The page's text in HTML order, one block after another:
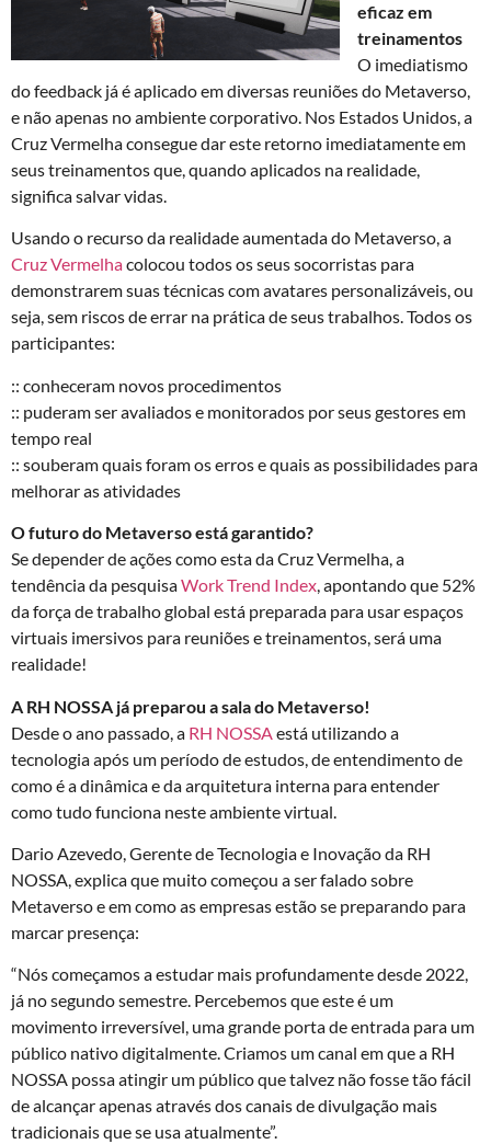
eficaz em
treinamentos
O imediatismo
do feedback já é aplicado em diversas reuniões do Metaverso,
e não apenas no ambiente corporativo. Nos Estados Unidos, a
Cruz Vermelha consegue dar este retorno imediatamente em
seus treinamentos que, quando aplicados na realidade,
significa salvar vidas.
Usando o recurso da realidade aumentada do Metaverso, a
Cruz Vermelhacolocou todos os seus socorristas para
demonstrarem suas técnicas com avatares personalizáveis, ou
seja, sem riscos de errar na prática de seus trabalhos. Todos os
participantes:
:: conheceram novos procedimentos
:: puderam ser avaliados e monitorados por seus gestores em
tempo real
:: souberam quais foram os erros e quais as possibilidades para
melhorar as atividades
O futuro do Metaverso está garantido?
Se depender de ações como esta da Cruz Vermelha, a
tendência da pesquisaWork Trend Index, apontando que 52%
da força de trabalho global está preparada para usar espaços
virtuais imersivos para reuniões e treinamentos, será uma
realidade!
A RH NOSSA já preparou a sala do Metaverso!
Desde o ano passado, a RH NOSSA está utilizando a
tecnologia após um período de estudos, de entendimento de
como é a dinâmica e da arquitetura interna para entender
como tudo funciona neste ambiente virtual.
Dario Azevedo, Gerente de Tecnologia e Inovação da RH
NOSSA, explica que muito começou a ser falado sobre
Metaverso e em como as empresas estão se preparando para
marcar presença:
“Nós começamos a estudar mais profundamente desde 2022,
já no segundo semestre. Percebemos que este é um
movimento irreversível, uma grande porta de entrada para um
público nativo digitalmente. Criamos um canal em que a RH
NOSSA possa atingir um público que talvez não fosse tão fácil
de alcançar apenas através dos canais de divulgação mais
tradicionais que se usa atualmente”.